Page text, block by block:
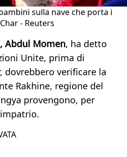
sulla nave che porta i
- Reuters
Abdul Momen, ha detto
Unite, prima di
dovrebbero verificare la
Rakhine, regione del
provengono, per